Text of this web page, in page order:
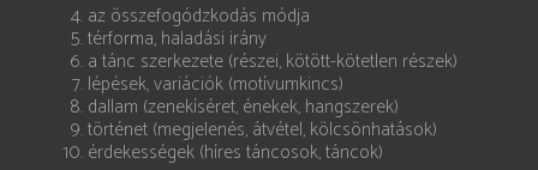
az összefogódzkodás módja
térforma, haladási irány
a tánc szerkezete (részei, kötött-kötetlen részek)
lépések, variációk (motívumkincs)
dallam (zenekíséret, énekek, hangszerek)
történet (megjelenés, átvétel, kölcsönhatások)
érdekességek (híres táncosok, táncok)